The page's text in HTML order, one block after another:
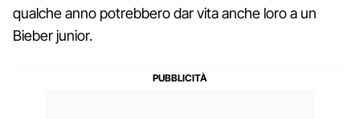
qualche anno potrebbero dar vita anche loro a un
Bieber junior.